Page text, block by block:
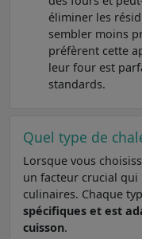
éliminer les
sembler moins
préfèrent cette
leur four est
standards.
Quel type de
Lorsque vous
un facteur crucial
culinaires. Chaque
spécifiques et est
cuisson.